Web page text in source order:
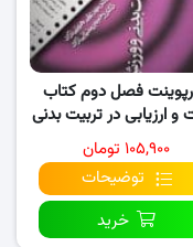
فصل دوم کتاب
و ارزیابی در تربیت بدنی
و ورزش
۱۰۵,۹۰۰ تومان
توضیحات
خرید